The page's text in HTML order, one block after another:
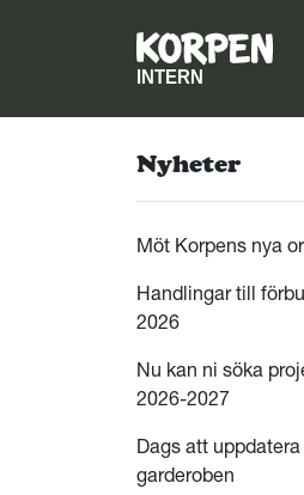
Nyheter
Möt Korpens nya
Handlingar till
2026
Nu kan ni söka
2026-2027
Dags att
garderoben